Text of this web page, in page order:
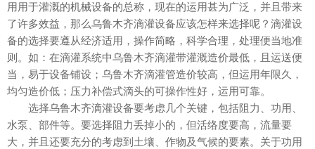
用用于灌溉的机械设备的总称，现在的运用甚为广泛，并且带来
了许多效益，那么乌鲁木齐滴灌设备应该怎样来选择呢？滴灌设
备的选择要遵从经济适用，操作简略，科学合理，处理便当地准
则。如：在滴灌系统中乌鲁木齐滴灌带灌溉造价最低，且运送便
当，易于设备铺设；乌鲁木齐滴灌管造价较高，但运用年限久，
均匀造价低；压力补偿式滴头的可操作性好，运用可靠。
选择乌鲁木齐滴灌设备要考虑几个关键，包括阻力、功用、
水泵、部件等。要选择阻力丢掉小的，但活络度要高，流量要
大，并且还要充分的考虑到土壤、作物及气候的要素。关于功用